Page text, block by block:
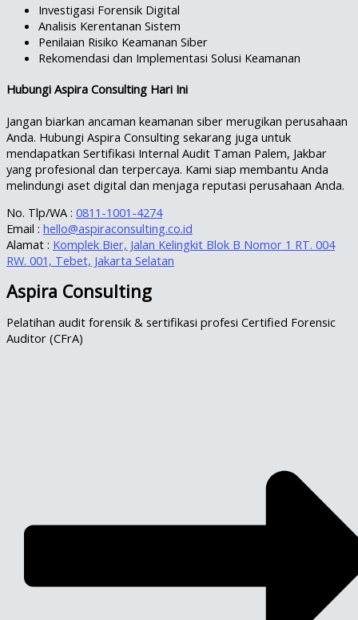
Investigasi Forensik Digital
Analisis Kerentanan Sistem
Penilaian Risiko Keamanan Siber
Rekomendasi dan Implementasi Solusi Keamanan
Hubungi Aspira Consulting Hari Ini
Jangan biarkan ancaman keamanan siber merugikan perusahaan
Anda. Hubungi Aspira Consulting sekarang juga untuk
mendapatkan Sertifikasi Internal Audit Taman Palem, Jakbar
yang profesional dan terpercaya. Kami siap membantu Anda
melindungi aset digital dan menjaga reputasi perusahaan Anda.
No. Tlp/WA : 0811-1001-4274
Email : hello@aspiraconsulting.co.id
Alamat : Komplek Bier, Jalan Kelingkit Blok B Nomor 1 RT. 004
RW. 001, Tebet, Jakarta Selatan
Aspira Consulting
Pelatihan audit forensik & sertifikasi profesi Certified Forensic
Auditor (CFrA)